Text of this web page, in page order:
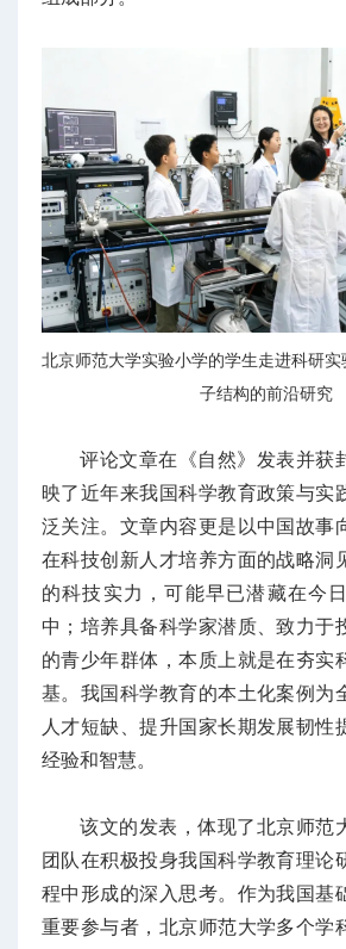
北京师范大学实验小学的学生走进科研
子结构的前沿研究
评论文章在《自然》发表并获
映了近年来我国科学教育政策与实
泛关注。文章内容更是以中国故事
在科技创新人才培养方面的战略洞
的科技实力，可能早已潜藏在今
中；培养具备科学家潜质、致力于
的青少年群体，本质上就是在夯实
基。我国科学教育的本土化案例为
人才短缺、提升国家长期发展韧性
经验和智慧。
该文的发表，体现了北京师范
团队在积极投身我国科学教育理论
程中形成的深入思考。作为我国基
重要参与者，北京师范大学多个学